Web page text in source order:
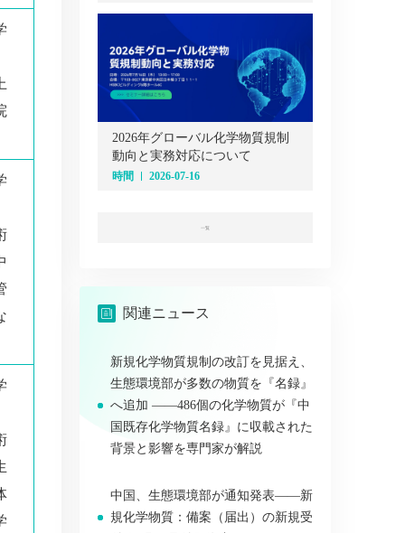
2026年グローバル化学物質規制
動向と実務対応について
時間 2026-07-16
一覧
関連ニュース
新規化学物質規制の改訂を見据え、
生態環境部が多数の物質を『名録』
へ追加 ——486個の化学物質が『中
国既存化学物質名録』に収載された
背景と影響を専門家が解説
中国、生態環境部が通知発表――新
規化学物質：備案（届出）の新規受